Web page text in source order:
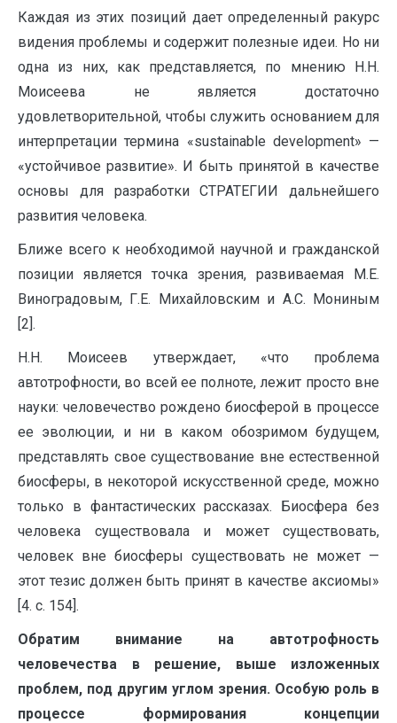
Каждая из этих позиций дает определенный ракурс
видения проблемы и содержит полезные идеи. Но ни
одна из них, как представляется, по мнению Н.Н.
Моисеева не является достаточно
удовлетворительной, чтобы служить основанием для
интерпретации термина «sustainable development» —
«устойчивое развитие». И быть принятой в качестве
основы для разработки СТРАТЕГИИ дальнейшего
развития человека.
Ближе всего к необходимой научной и гражданской
позиции является точка зрения, развиваемая М.Е.
Виноградовым, Г.Е. Михайловским и А.С. Мониным
[2].
Н.Н. Моисеев утверждает, «что проблема
автотрофности, во всей ее полноте, лежит просто вне
науки: человечество рождено биосферой в процессе
ее эволюции, и ни в каком обозримом будущем,
представлять свое существование вне естественной
биосферы, в некоторой искусственной среде, можно
только в фантастических рассказах. Биосфера без
человека существовала и может существовать,
человек вне биосферы существовать не может —
этот тезис должен быть принят в качестве аксиомы»
[4. с. 154].
Обратим внимание на автотрофность
человечества в решение, выше изложенных
проблем, под другим углом зрения. Особую роль в
процессе формирования концепции